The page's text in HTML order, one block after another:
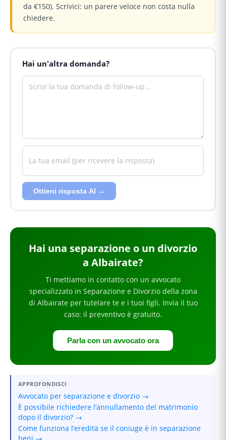
da €150). Scrivici: un parere veloce non costa nulla
chiedere.
Hai un'altra domanda?
Ottieni risposta AI →
Hai una separazione o un divorzio
a Albairate?
Ti mettiamo in contatto con un avvocato
specializzato in Separazione e Divorziodella zona
di Albairateper tutelare te e i tuoi figli. Invia il tuo
caso: il preventivo è gratuito.
Parla con un avvocato ora
APPROFONDISCI
Avvocato per separazione e divorzio →
È possibile richiedere l’annullamento del matrimonio
dopo il divorzio? →
Come funziona l’eredità se il coniuge è in separazione
beni →